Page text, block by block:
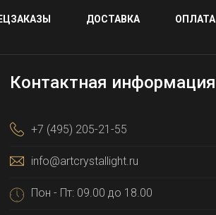
ДОСТАВКА ОПЛАТА
Контактная информация
+7 (495) 205-21-55
info@artcrystallight.ru
Пон - Пт: 09.00 до 18.00